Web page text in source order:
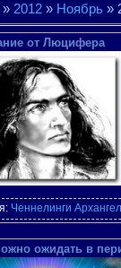
» 2012 » Ноябрь »
от Люцифера
Ченнелинги
ожидать в